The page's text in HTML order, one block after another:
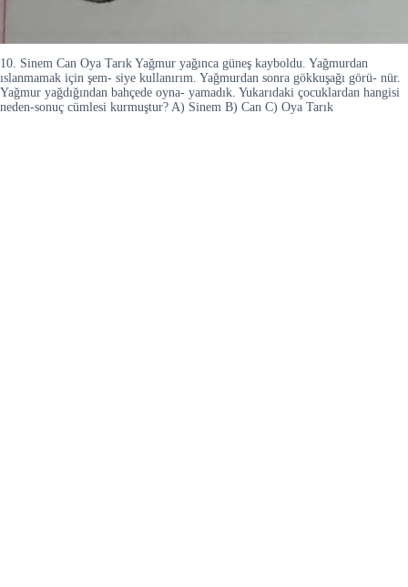
10. Sinem Can Oya Tarık Yağmur yağınca güneş kayboldu. Yağmurdan
ıslanmamak için şem- siye kullanırım. Yağmurdan sonra gökkuşağı görü- nür.
Yağmur yağdığından bahçede oyna- yamadık. Yukarıdaki çocuklardan hangisi
neden-sonuç cümlesi kurmuştur? A) Sinem B) Can C) Oya Tarık